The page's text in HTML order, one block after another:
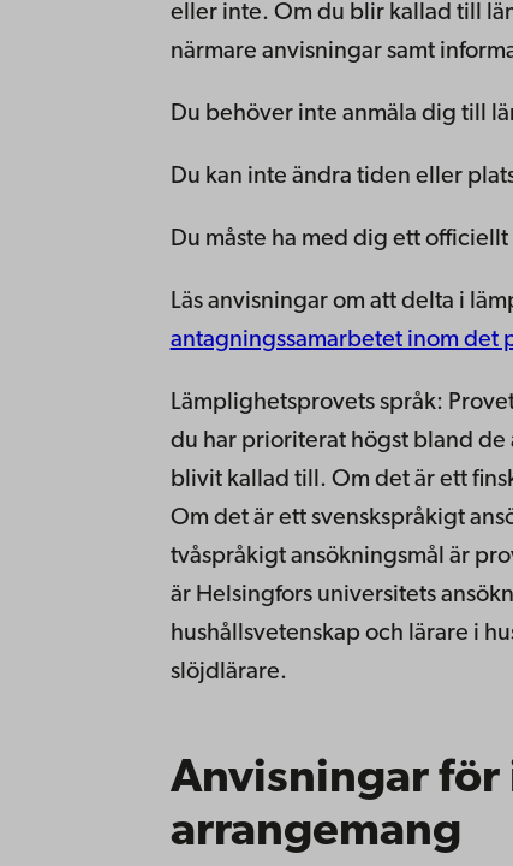
eller inte. Om du blir kallad till
närmare anvisningar samt
Du behöver inte anmäla dig till
Du kan inte ändra tiden eller
Du måste ha med dig ett
Läs anvisningar om att delta i
antagningssamarbetet inom det
Lämplighetsprovets språk:
du har prioriterat högst bland de
blivit kallad till. Om det är ett
Om det är ett svenskspråkigt
tvåspråkigt ansökningsmål är
är Helsingfors universitets
hushållsvetenskap och lärare i
slöjdlärare.
Anvisningar
arrangemang